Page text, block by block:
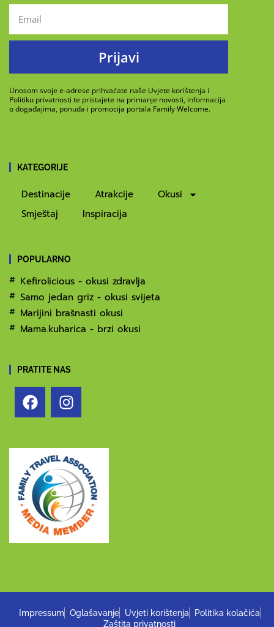
Prijavi
Unosom svoje e-adrese prihvaćate naše Uvjete korištenja i
Politiku privatnosti te pristajete na primanje novosti, informacija
o događajima, ponuda i promocija portala Family Welcome.
KATEGORIJE
Destinacije Atrakcije
Okusi
Smještaj
Inspiracija
POPULARNO
Kefirolicious - okusi zdravlja
Samo jedan griz - okusi svijeta
Marijini brašnasti okusi
Mama.kuharica - brzi okusi
PRATITE NAS
Impressum Oglašavanje Uvjeti korištenja
Politika kolačića
Zaštita privatnosti